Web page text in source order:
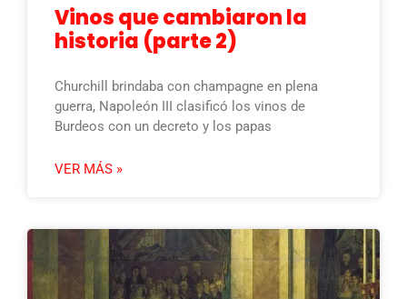
Vinos que cambiaron la
historia (parte 2)
Churchill brindaba con champagne en plena
guerra, Napoleón III clasificó los vinos de
Burdeos con un decreto y los papas
VER MÁS »